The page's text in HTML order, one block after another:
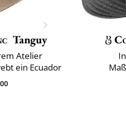
Tanguy
Atelier
ein Ecuador